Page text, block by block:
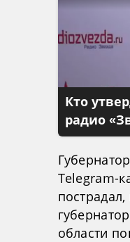
Кто
радио
Telegram-
области